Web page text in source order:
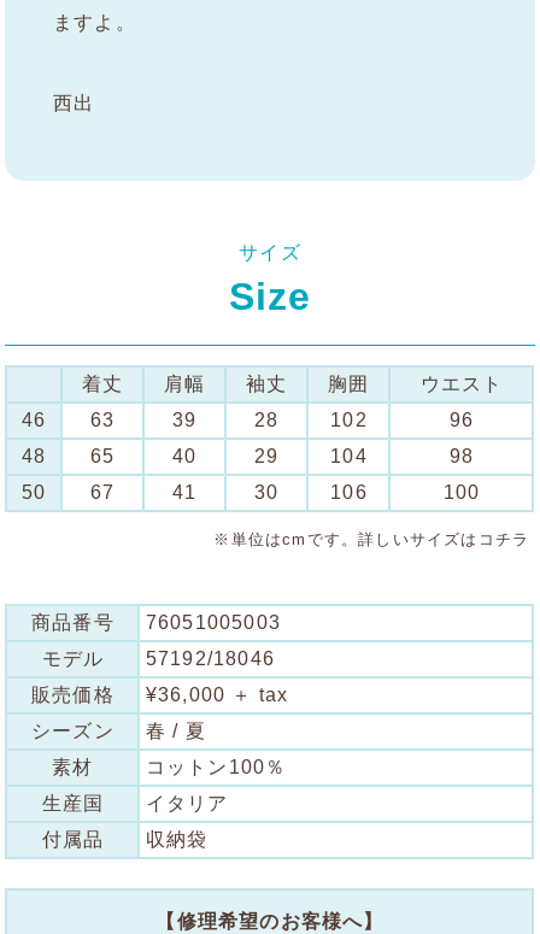
ますよ。
西出
サイズ
Size
着丈 肩幅 袖丈 胸囲
ウエスト
46
63 39 28 102
96
48
65 40 29 104
98
50
67 41 30 106 100
※単位はcmです。詳しいサイズは コチラ
商品番号
76051005003
モデル
57192/18046
販売価格
¥36,000 ＋ tax
シーズン
春 / 夏
素材
コットン100％
生産国
イタリア
付属品
収納袋
【修理希望のお客様へ】